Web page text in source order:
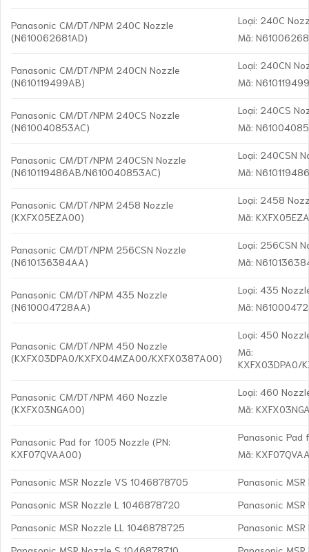
Panasonic CM/DT/NPM 240C Nozzle
(N610062681AD)
Loại: 240C
Mã:
Panasonic CM/DT/NPM 240CN Nozzle
(N610119499AB)
Loại: 240CN
Mã:
Panasonic CM/DT/NPM 240CS Nozzle
(N610040853AC)
Loại: 240CS
Mã:
Panasonic CM/DT/NPM 240CSN Nozzle
(N610119486AB/N610040853AC)
Loại: 240CSN
Mã:
Panasonic CM/DT/NPM 2458 Nozzle
(KXFX05EZA00)
Loại: 2458
Mã:
Panasonic CM/DT/NPM 256CSN Nozzle
(N610136384AA)
Loại: 256CSN
Mã:
Panasonic CM/DT/NPM 435 Nozzle
(N610004728AA)
Loại: 435
Mã:
Panasonic CM/DT/NPM 450 Nozzle
(KXFX03DPA0/KXFX04MZA00/KXFX0387A00)
Loại: 450
Mã:
KXFX03DPA0/
Panasonic CM/DT/NPM 460 Nozzle
(KXFX03NGA00)
Loại: 460
Mã:
Panasonic Pad for 1005 Nozzle (PN:
KXF07QVAA00)
Panasonic Pad
Mã:
Panasonic MSR Nozzle VS 1046878705
Panasonic
Panasonic MSR Nozzle L 1046878720
Panasonic
Panasonic MSR Nozzle LL 1046878725
Panasonic